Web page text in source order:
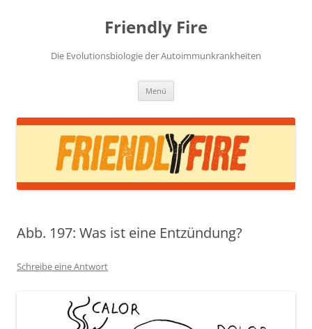
Friendly Fire
Die Evolutionsbiologie der Autoimmunkrankheiten
Menü
Abb. 197: Was ist eine Entzündung?
Schreibe eine Antwort